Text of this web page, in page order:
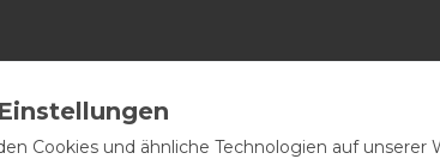
Cookies und ähnliche Technologien auf